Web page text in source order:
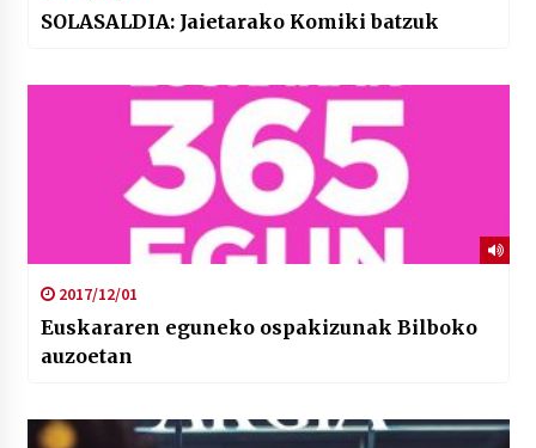
SOLASALDIA: Jaietarako Komiki batzuk
2017/12/01
Euskararen eguneko ospakizunak Bilboko
auzoetan